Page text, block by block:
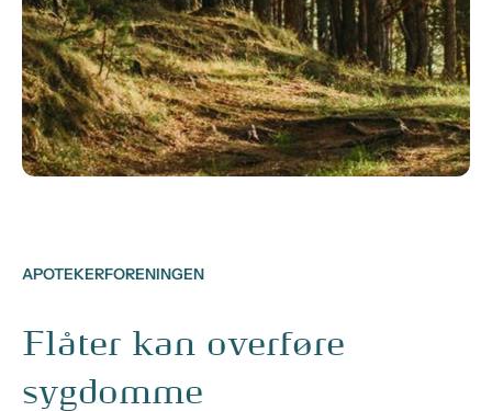
APOTEKERFORENINGEN
Flåter kan overføre
sygdomme